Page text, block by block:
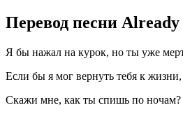
Перевод песни Already
Я бы нажал на курок, но ты уже
Если бы я мог вернуть тебя к
Скажи мне, как ты спишь по ночам?